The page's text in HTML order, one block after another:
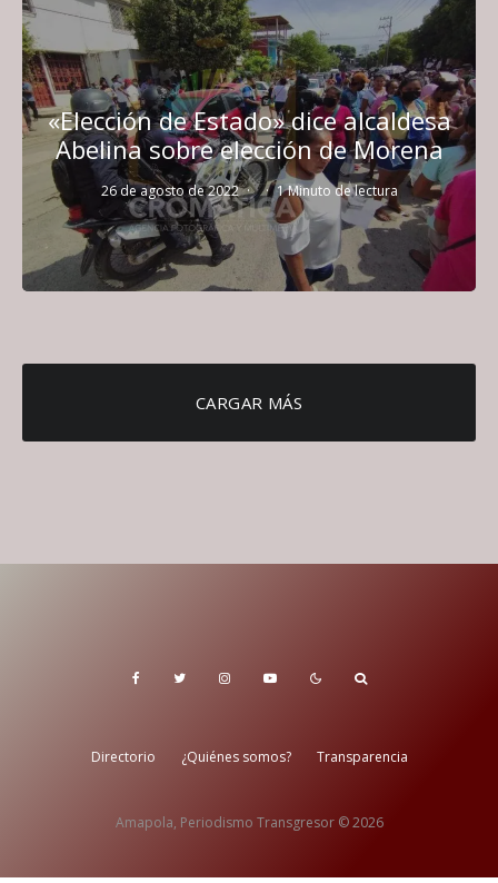
«Elección de Estado» dice alcaldesa
Abelina sobre elección de Morena
26 de agosto de 2022 · · 1 Minuto de lectura
CARGAR MÁS
Directorio ¿Quiénes somos? Transparencia
Amapola, Periodismo Transgresor © 2026